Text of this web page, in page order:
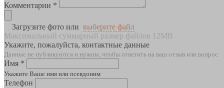
Комментарии *
Загрузите фото или выберите файл
Максимальный суммарный размер файлов 12MB
Укажите, пожалуйста, контактные данные
Данные не публикуются и нужны, чтобы ответить на ваш отзыв или вопрос
Имя *
Укажите Ваше имя или псевдоним
Телефон